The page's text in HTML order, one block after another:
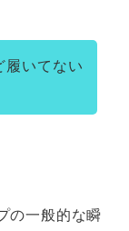
履いてない
の一般的な瞬